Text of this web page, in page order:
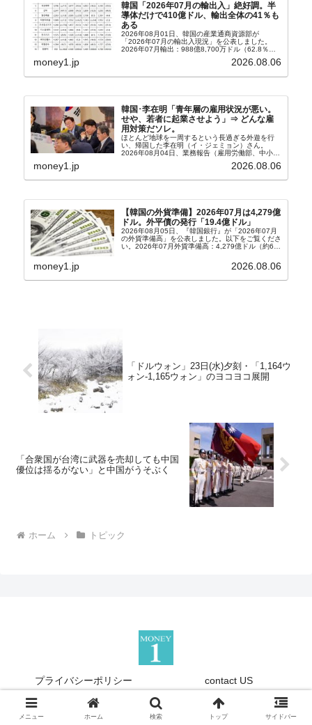
韓国「2026年07月の輸出入」絶好調。半
導体だけで410億ドル、輸出全体の41％も
ある
2026年08月01日、韓国の産業通商資源部が
「2026年07月の輸出入現況」を公表しました。
2026年07月輸出：988億8,700万ドル（62.8％）
輸入：685億6,300万ドル（26.5％）貿易収支：
money1.jp 2026.08.06
韓国･李在明「青年層の雇用状況が悪い。
せや、若者に起業させよう」⇒ どんな雇
用対策だソレ。
ほとんど地球を一周するという長過ぎる外遊を行
い、帰国した李在明（イ・ジェミョン）さん。
2026年08月04日、業務報告（雇用労働部、中小ベ
上、韓国大統領に成りおおせた李在明（イ・ジェミ
money1.jp 2026.08.06
【韓国の外貨準備】2026年07月は4,279億
ドル。外平債の発行「19.4億ドル」
2026年08月05日、『韓国銀行』が「2026年07月
の外貨準備高」を公表しました。以下をご覧くださ
い。2026年07月外貨準備高：4,279億ドル（約67
money1.jp 2026.08.06
「ドルウォン」23日(水)夕刻・「1,164ウ
ォン-1,165ウォン」のヨコヨコ展開
「合衆国が台湾に武器を売却しても中国
優位は揺るがない」と中国がうそぶく
ホーム トピック
プライバシーポリシー contact US
Copyright © 2013-2026 『Money1』 All Rights Reserved.
メニュー ホーム 検索 トップ サイドバー